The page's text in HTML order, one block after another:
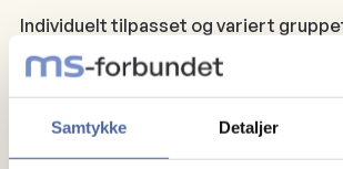
Samtykke Detaljer
Individuelt tilpasset og variert
eksempel sirkeltrening og tabata.